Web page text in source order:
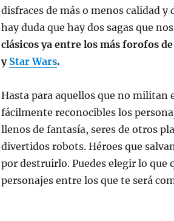
disfraces de más o menos calidad y
hay duda que hay dos sagas que
clásicos ya entre los más forofos
y Star Wars.
Hasta para aquellos que no militan
fácilmente reconocibles los
llenos de fantasía, seres de otros
divertidos robots. Héroes que
por destruirlo. Puedes elegir lo que
personajes entre los que te será